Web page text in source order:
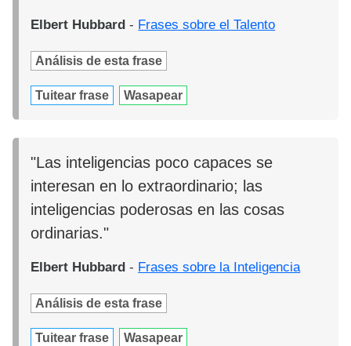
Elbert Hubbard - Frases sobre el Talento
Análisis de esta frase
Tuitear frase Wasapear
"Las inteligencias poco capaces se
interesan en lo extraordinario; las
inteligencias poderosas en las cosas
ordinarias."
Elbert Hubbard - Frases sobre la Inteligencia
Análisis de esta frase
Tuitear frase Wasapear